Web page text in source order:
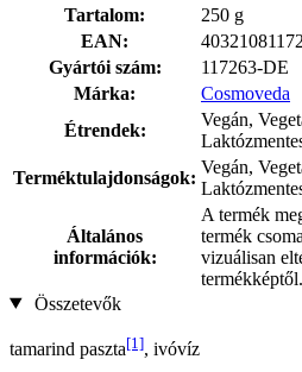
Tartalom:
250 g
EAN:
Gyártói szám:
117263-DE
Márka:
Cosmoveda
Étrendek:
Vegán,
Terméktulajdonságok:
Vegán,
Általános
információk:
A termék
termék
vizuálisan
termékképtől.
Összetevők
tamarind paszta[1], ivóvíz